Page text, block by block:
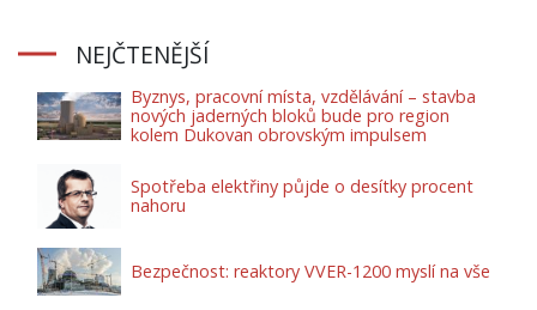
NEJČTENĚJŠÍ
Byznys, pracovní místa, vzdělávání – stavba
nových jaderných bloků bude pro region
kolem Dukovan obrovským impulsem
Spotřeba elektřiny půjde o desítky procent
nahoru
Bezpečnost: reaktory VVER-1200 myslí na vše